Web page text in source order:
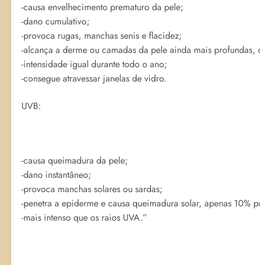
-causa envelhecimento prematuro da pele;
-dano cumulativo;
-provoca rugas, manchas senis e flacidez;
-alcança a derme ou camadas da pele ainda mais
-intensidade igual durante todo o ano;
-consegue atravessar janelas de vidro.
UVB:
-causa queimadura da pele;
-dano instantâneo;
-provoca manchas solares ou sardas;
-penetra a epiderme e causa queimadura solar, apenas 10%
-mais intenso que os raios UVA.”